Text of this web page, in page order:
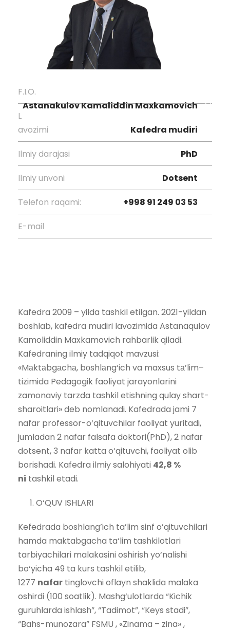
F.I.O.
Astanakulov Kamaliddin Maxkamovich
L
avozimi
Kafedra mudiri
Ilmiy darajasi PhD
Ilmiy unvoni Dotsent
Telefon raqami: +998 91 249 03 53
E-mail
Kafedra 2009 – yilda tashkil etilgan. 2021-yildan
boshlab, kafedra mudiri lavozimida Astanaqulov
Kamoliddin Maxkamovich rahbarlik qiladi.
Kafedraning ilmiy tadqiqot mavzusi:
«Mаktаbgаchа, bоshlаng‘ich va maxsus tа’lim–
tizimida Pedagogik faoliyat jarayonlarini
zamonaviy tarzda tashkil etishning qulay shart-
sharoitlari» deb nomlanadi. Kafedrada jami 7
nafar professor-o‘qituvchilar faoliyat yuritadi,
jumladan 2 nafar falsafa doktori(PhD), 2 nafar
dotsent, 3 nafar katta o‘qituvchi, faoliyat olib
borishadi. Kafedra ilmiy salohiyati 42,8 %
ni tashkil etadi.
O‘QUV ISHLARI
Kefedrada boshlang’ich ta’lim sinf o’qituvchilari
hamda maktabgacha ta‘lim tashkilotlari
tarbiyachilari malakasini oshirish yo‘nalishi
bo‘yicha 49 ta kurs tashkil etilib,
1277 nafar tinglovchi oflayn shaklida malaka
oshirdi (100 soatlik). Mashg‘ulotlarda “Kichik
guruhlarda ishlash”, “Tadimot”, “Keys stadi”,
“Bahs-munozara” FSMU , «Zinama – zina» ,